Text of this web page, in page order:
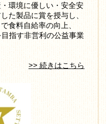
環境に優しい・安全安
た製品に賞を授与し、
食料自給率の向上、
指す非営利の公益事業
>> 続きはこちら